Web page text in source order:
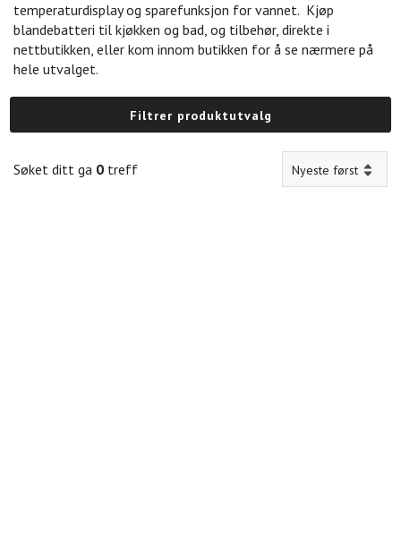
temperaturdisplay og sparefunksjon for vannet. Kjøp
blandebatteri til kjøkken og bad, og tilbehør, direkte i
nettbutikken, eller kom innom butikken for å se nærmere på
hele utvalget.
Filtrer produktutvalg
Søket ditt ga 0 treff